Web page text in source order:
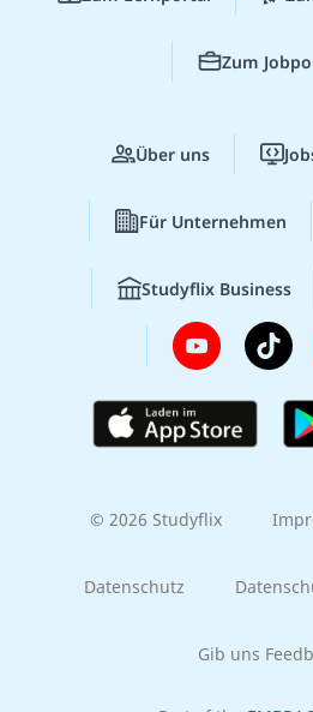
Zum
Über uns
Für Unternehmen
Studyflix Business
© 2026 Studyflix
Datenschutz
Gib uns